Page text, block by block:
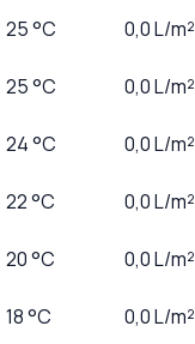
25°C 0,0L/m²
25°C 0,0L/m²
24°C 0,0L/m²
22°C 0,0L/m²
20°C 0,0L/m²
18°C 0,0L/m²